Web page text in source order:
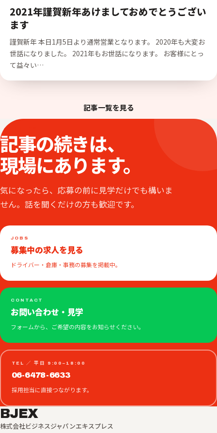
2021年謹賀新年あけましておめでとうござい
ます
謹賀新年 本日1月5日より通常営業となります。 2020年も大変お
世話になりました。 2021年もお世話になります。 お客様にとっ
て益々い…
記事一覧を見る
記事の続きは、
現場にあります。
気になったら、応募の前に見学だけでも構いま
せん。話を聞くだけの方も歓迎です。
JOBS
募集中の求人を見る
ドライバー・倉庫・事務の募集を掲載中。
CONTACT
お問い合わせ・見学
フォームから、ご希望の内容をお知らせください。
TEL ／ 平日 9:00–18:00
06-6478-6633
採用担当に直接つながります。
BJEX
株式会社ビジネスジャパンエキスプレス